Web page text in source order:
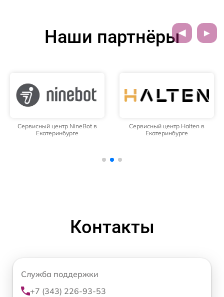
Наши партнёры
Сервисный центр NineBot в
Екатеринбурге
Сервисный центр Halten в
Екатеринбурге
Контакты
Служба поддержки
+7 (343) 226-93-53